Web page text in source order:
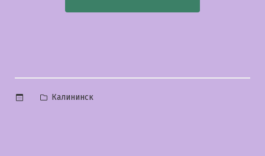
Опубликовано
Калининск